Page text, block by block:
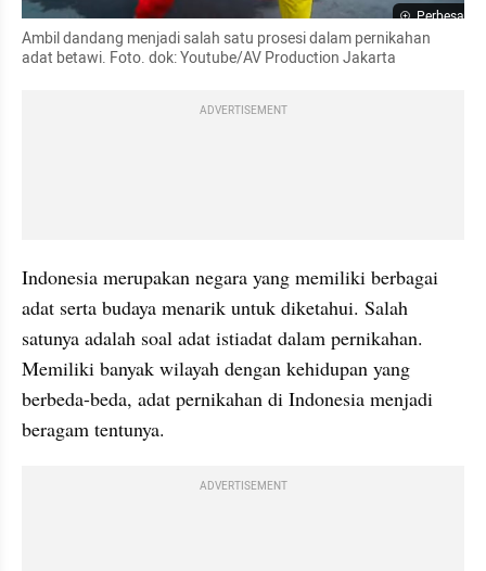
Perbesar
Ambil dandang menjadi salah satu prosesi dalam pernikahan
adat betawi. Foto. dok: Youtube/AV Production Jakarta
ADVERTISEMENT
Indonesia merupakan negara yang memiliki berbagai
adat serta budaya menarik untuk diketahui. Salah
satunya adalah soal adat istiadat dalam pernikahan.
Memiliki banyak wilayah dengan kehidupan yang
berbeda-beda, adat pernikahan di Indonesia menjadi
beragam tentunya.
ADVERTISEMENT